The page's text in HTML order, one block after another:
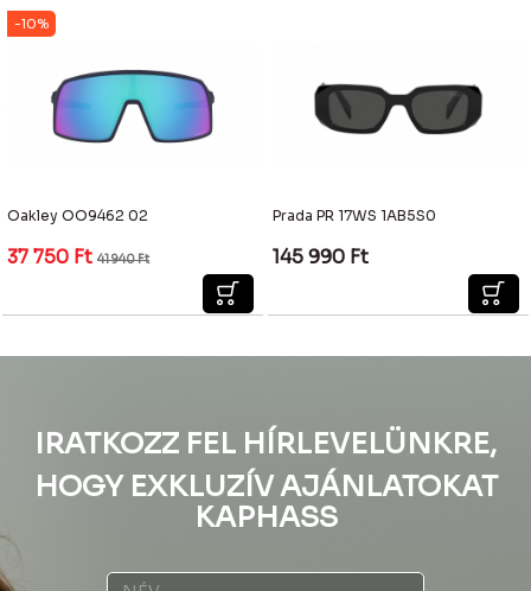
-10%
Oakley OO9462 02
37 750 Ft 41 940Ft
Prada PR 17WS 1AB5S0
145 990 Ft
IRATKOZZ FEL HÍRLEVELÜNKRE,
HOGY EXKLUZÍV AJÁNLATOKAT
KAPHASS